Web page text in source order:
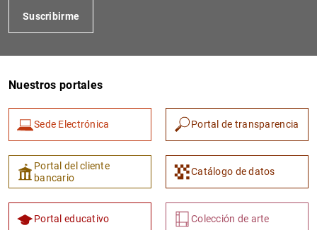
Suscribirme
Nuestros portales
Sede Electrónica Portal de transparencia
Portal del cliente
bancario
Catálogo de datos
Portal educativo Colección de arte